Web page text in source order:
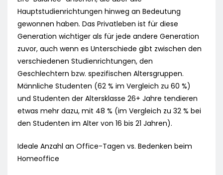
Hauptstudienrichtungen hinweg an Bedeutung
gewonnen haben. Das Privatleben ist für diese
Generation wichtiger als für jede andere Generation
zuvor, auch wenn es Unterschiede gibt zwischen den
verschiedenen Studienrichtungen, den
Geschlechtern bzw. spezifischen Altersgruppen.
Männliche Studenten (62 % im Vergleich zu 60 %)
und Studenten der Altersklasse 26+ Jahre tendieren
etwas mehr dazu, mit 48 % (im Vergleich zu 32 % bei
den Studenten im Alter von 16 bis 21 Jahren).
Ideale Anzahl an Office-Tagen vs. Bedenken beim
Homeoffice